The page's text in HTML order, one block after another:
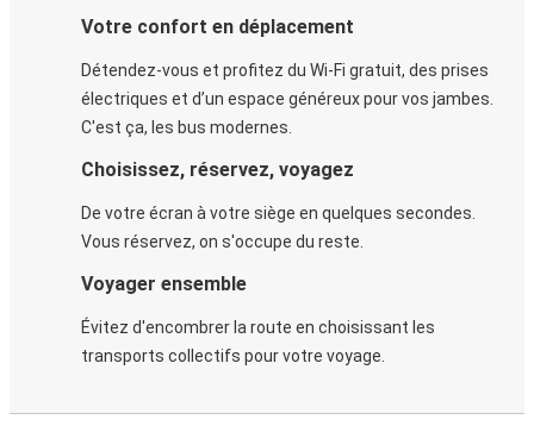
Votre confort en déplacement
Détendez-vous et profitez du Wi-Fi gratuit, des prises
électriques et d’un espace généreux pour vos jambes.
C'est ça, les bus modernes.
Choisissez, réservez, voyagez
De votre écran à votre siège en quelques secondes.
Vous réservez, on s'occupe du reste.
Voyager ensemble
Évitez d'encombrer la route en choisissant les
transports collectifs pour votre voyage.